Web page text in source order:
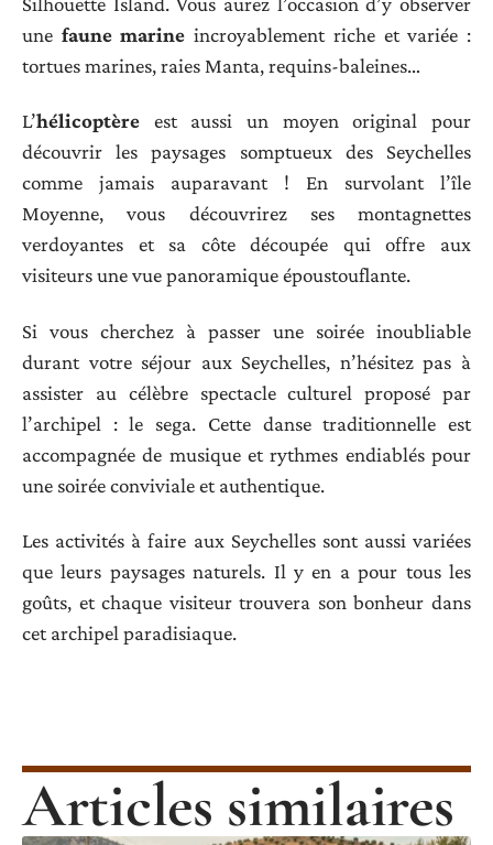
une faune marine incroyablement riche et variée :
tortues marines, raies Manta, requins-baleines…
L’hélicoptère est aussi un moyen original pour
découvrir les paysages somptueux des Seychelles
comme jamais auparavant ! En survolant l’île
Moyenne, vous découvrirez ses montagnettes
verdoyantes et sa côte découpée qui offre aux
visiteurs une vue panoramique époustouflante.
Si vous cherchez à passer une soirée inoubliable
durant votre séjour aux Seychelles, n’hésitez pas à
assister au célèbre spectacle culturel proposé par
l’archipel : le sega. Cette danse traditionnelle est
accompagnée de musique et rythmes endiablés pour
une soirée conviviale et authentique.
Les activités à faire aux Seychelles sont aussi variées
que leurs paysages naturels. Il y en a pour tous les
goûts, et chaque visiteur trouvera son bonheur dans
cet archipel paradisiaque.
Articles similaires